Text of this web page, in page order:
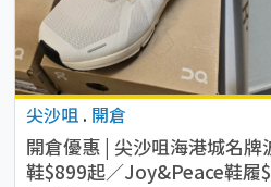
尖沙咀 . 開倉
開倉優惠 | 尖沙咀海港城名
鞋$899起／Joy&Peace鞋履